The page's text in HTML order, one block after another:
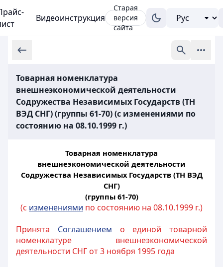
Видеоинструкция
Старая
версия
сайта
Товарная номенклатура
внешнеэкономической деятельности
Содружества Независимых Государств (ТН
ВЭД СНГ) (группы 61-70) (с изменениями по
состоянию на 08.10.1999 г.)
Товарная номенклатура
внешнеэкономической деятельности
Содружества Независимых Государств (ТН ВЭД
СНГ)
(группы 61-70)
(с изменениями по состоянию на 08.10.1999 г.)
Принята Соглашением о единой товарной
номенклатуре внешнеэкономической
деятельности СНГ от 3 ноября 1995 года